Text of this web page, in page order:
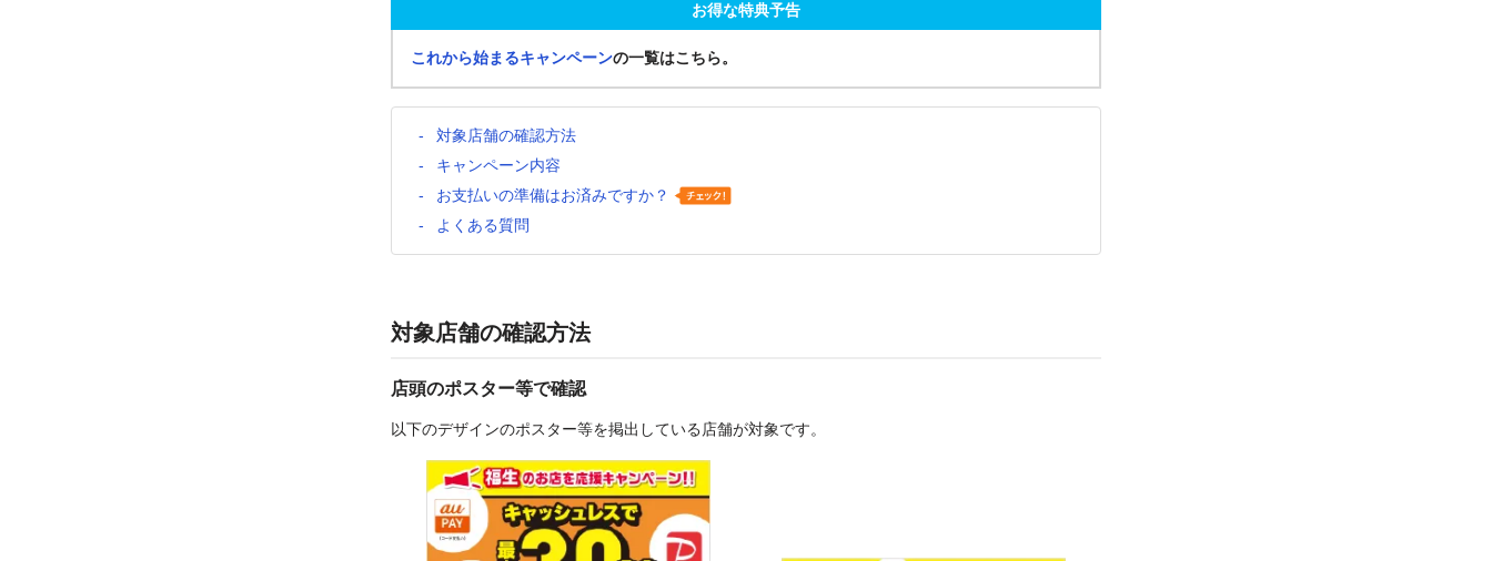
お得な特典予告
これから始まるキャンペーンの一覧はこちら。
対象店舗の確認方法
キャンペーン内容
お支払いの準備はお済みですか？
よくある質問
対象店舗の確認方法
店頭のポスター等で確認
以下のデザインのポスター等を掲出している店舗が対象です。